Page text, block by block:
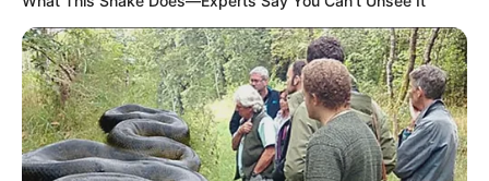
Χειροπέδες σε 31χρονο φυγόποινο στη
Θεσσαλονίκη μετά από ερυθρά αγγελία
της Interpol
Περιπέτεια στο βουνό για 18χρονο στη
Θάσο: Η κλήση στο 112 και η έγκαιρη
επέμβαση των πυροσβεστών τον